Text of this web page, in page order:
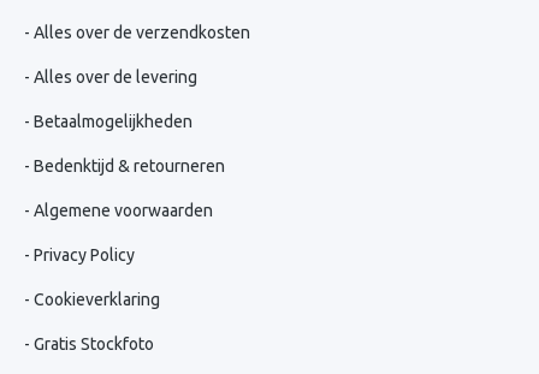
Alles over de verzendkosten
Alles over de levering
Betaalmogelijkheden
Bedenktijd & retourneren
Algemene voorwaarden
Privacy Policy
Cookieverklaring
Gratis Stockfoto